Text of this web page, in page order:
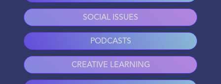
SOCIAL ISSUES
PODCASTS
CREATIVE LEARNING